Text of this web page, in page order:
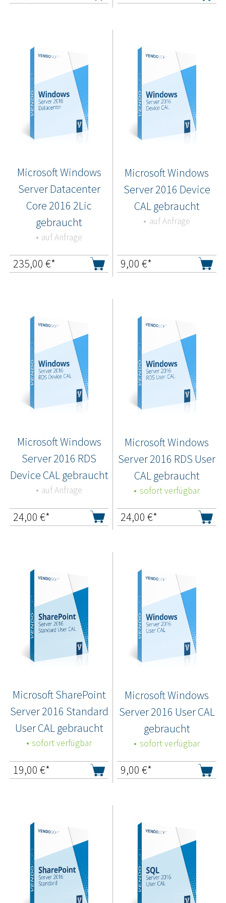
Microsoft Windows
Server Datacenter
Core 2016 2Lic
gebraucht
auf Anfrage
235,00 €*
Microsoft Windows
Server 2016 Device
CAL gebraucht
auf Anfrage
9,00 €*
Microsoft Windows
Server 2016 RDS
Device CAL gebraucht
auf Anfrage
24,00 €*
Microsoft Windows
Server 2016 RDS User
CAL gebraucht
sofort verfügbar
24,00 €*
Microsoft SharePoint
Server 2016 Standard
User CAL gebraucht
sofort verfügbar
19,00 €*
Microsoft Windows
Server 2016 User CAL
gebraucht
sofort verfügbar
9,00 €*